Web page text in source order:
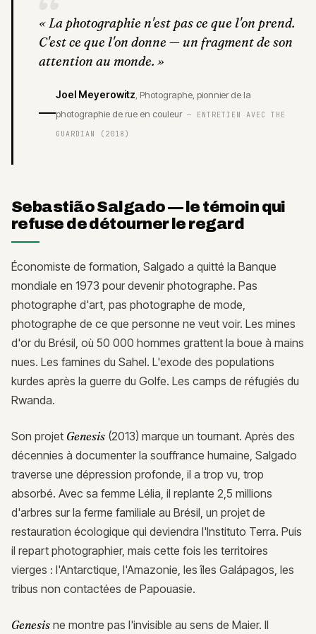
“
« La photographie n'est pas ce que l'on prend.
C'est ce que l'on donne — un fragment de son
attention au monde. »
Joel Meyerowitz Photographe, pionnier de la
photographie de rue en couleur — ENTRETIEN AVEC THE
GUARDIAN (2018)
Sebastião Salgado — le témoin qui
refuse de détourner le regard
Économiste de formation, Salgado a quitté la Banque
mondiale en 1973 pour devenir photographe. Pas
photographe d'art, pas photographe de mode,
photographe de ce que personne ne veut voir. Les mines
d'or du Brésil, où 50 000 hommes grattent la boue à mains
nues. Les famines du Sahel. L'exode des populations
kurdes après la guerre du Golfe. Les camps de réfugiés du
Rwanda.
Son projet Genesis (2013) marque un tournant. Après des
décennies à documenter la souffrance humaine, Salgado
traverse une dépression profonde, il a trop vu, trop
absorbé. Avec sa femme Lélia, il replante 2,5 millions
d'arbres sur la ferme familiale au Brésil, un projet de
restauration écologique qui deviendra l'Instituto Terra. Puis
il repart photographier, mais cette fois les territoires
vierges : l'Antarctique, l'Amazonie, les îles Galápagos, les
tribus non contactées de Papouasie.
Genesis ne montre pas l'invisible au sens de Maier. Il